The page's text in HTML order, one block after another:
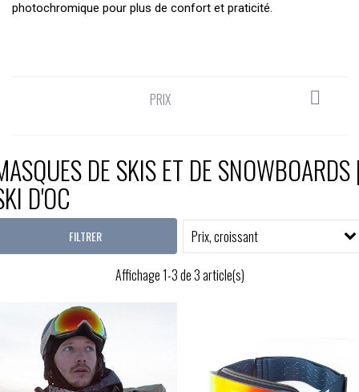
photochromique pour plus de confort et praticité.
PRIX 
DE SKIS ET DE SNOWBOARDS
D'OC
FILTRER Prix, croissant
Affichage 1-3 de 3 article(s)